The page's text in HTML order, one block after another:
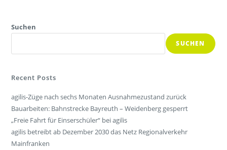
Suchen
SUCHEN
Recent Posts
agilis-Züge nach sechs Monaten Ausnahmezustand zurück
Bauarbeiten: Bahnstrecke Bayreuth – Weidenberg gesperrt
„Freie Fahrt für Einserschüler“ bei agilis
agilis betreibt ab Dezember 2030 das Netz Regionalverkehr
Mainfranken